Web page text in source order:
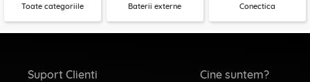
Toate categoriile Baterii externe Conectica
Suport Clienti Cine suntem?